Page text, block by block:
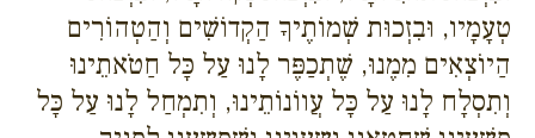
טְעָמָיו, וּבִזְכוּת שְׁמוֹתֶיךָ הַקְדוֹשִׁים וְהַטְהוֹרִים
הַיוֹצְאִים מִמֶנוּ, שֶׁתְכַפֶּר לָנוּ עַל כָּל חַטֹאתֵינוּ
וְתִסְלָח לָנוּ עַל כָּל עֲווֹנוֹתֵינוּ, וְתִמְחַל לָנוּ עַל כָּל